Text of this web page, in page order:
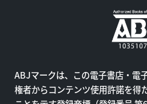
ABJマークは、この電子書店・電
権者からコンテンツ使用許諾を得